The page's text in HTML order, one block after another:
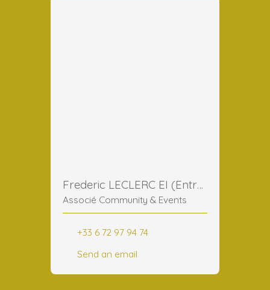
Frederic LECLERC EI (Entreprise Individuelle)
Associé Community & Events
+33 6 72 97 94 74
Send an email